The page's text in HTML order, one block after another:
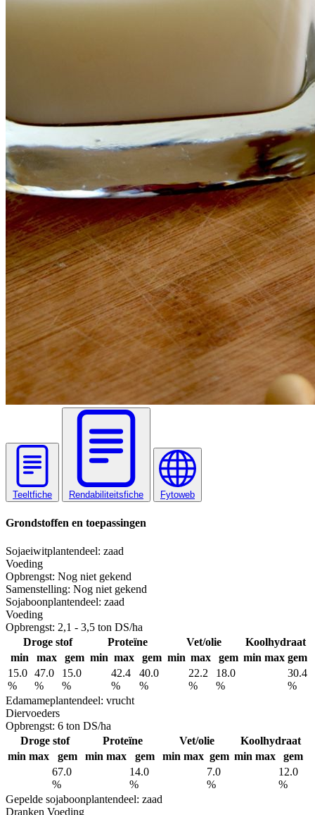
Teeltfiche Rendabiliteitsfiche Fytoweb
Grondstoffen en toepassingen
Sojaeiwitplantendeel: zaad
Voeding
Opbrengst: Nog niet gekend
Samenstelling: Nog niet gekend
Sojaboonplantendeel: zaad
Voeding
Opbrengst: 2,1 - 3,5 ton DS/ha
Droge stof
Proteïne Vet/olie
Koolhydraat
min
max gem min max gem min max gem min max gem
15.0
%
47.0
%
15.0
%
42.4
%
40.0
%
22.2
%
18.0
%
30.4
%
Edamameplantendeel: vrucht
Diervoeders
Opbrengst: 6 ton DS/ha
Droge stof
Proteïne Vet/olie
Koolhydraat
min max gem min max gem min max gem min max
gem
67.0
%
14.0
%
7.0
%
12.0
%
Gepelde sojaboonplantendeel: zaad
Dranken Voeding